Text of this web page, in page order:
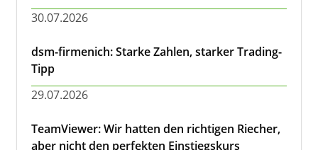
30.07.2026
dsm-firmenich: Starke Zahlen, starker Trading-
Tipp
29.07.2026
TeamViewer: Wir hatten den richtigen Riecher,
aber nicht den perfekten Einstiegskurs